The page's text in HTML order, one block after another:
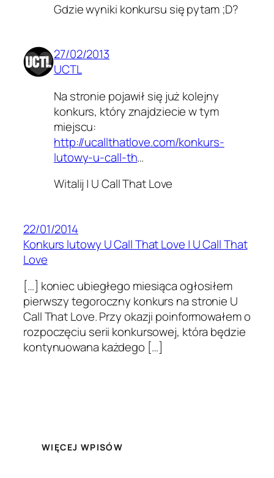
Gdzie wyniki konkursu się pytam ;D?
27/02/2013
UCTL
Na stronie pojawił się już kolejny
konkurs, który znajdziecie w tym
miejscu:
http://ucallthatlove.com/konkurs-
lutowy-u-call-th…
Witalij | U Call That Love
22/01/2014
Konkurs lutowy U Call That Love | U Call That
Love
[…] koniec ubiegłego miesiąca ogłosiłem
pierwszy tegoroczny konkurs na stronie U
Call That Love. Przy okazji poinformowałem o
rozpoczęciu serii konkursowej, która będzie
kontynuowana każdego […]
WIĘCEJ WPISÓW